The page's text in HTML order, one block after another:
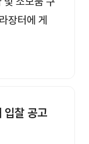
장터에 게
입찰 공고